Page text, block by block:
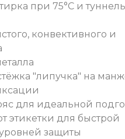
при 75°C и
конвективного и
"липучка" на
для идеальной
этикетки для быстрой
защиты